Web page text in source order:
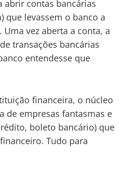
abrir contas bancárias
que levassem o banco a
vez aberta a conta, a
transações bancárias
entendesse que
financeira, o núcleo
de empresas fantasmas e
boleto bancário) que
Tudo para